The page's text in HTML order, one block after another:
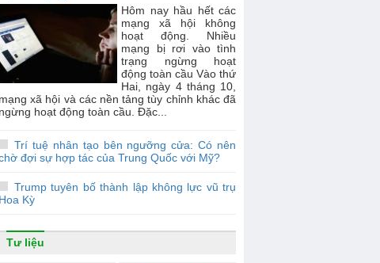
Hôm nay hầu hết các
mạng xã hội không
hoạt động. Nhiều
mạng bị rơi vào tình
trạng ngừng hoạt
động toàn cầu Vào thứ
Hai, ngày 4 tháng 10,
mạng xã hội và các nền tảng tùy chỉnh khác đã
ngừng hoạt động toàn cầu. Đặc...
Trí tuệ nhân tạo bên ngưỡng cửa: Có nên
đợi sự hợp tác của Trung Quốc với Mỹ?
Trump tuyên bố thành lập không lực vũ trụ
Hoa Kỳ
Tư liệu